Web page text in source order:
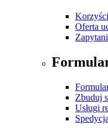
Oferta
Zbuduj
Usługi
Spedycja